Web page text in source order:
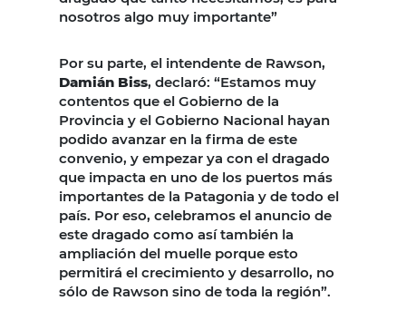
nosotros algo muy importante”
Por su parte, el intendente de Rawson,
Damián Biss, declaró: “Estamos muy
contentos que el Gobierno de la
Provincia y el Gobierno Nacional hayan
podido avanzar en la firma de este
convenio, y empezar ya con el dragado
que impacta en uno de los puertos más
importantes de la Patagonia y de todo el
país. Por eso, celebramos el anuncio de
este dragado como así también la
ampliación del muelle porque esto
permitirá el crecimiento y desarrollo, no
sólo de Rawson sino de toda la región”.